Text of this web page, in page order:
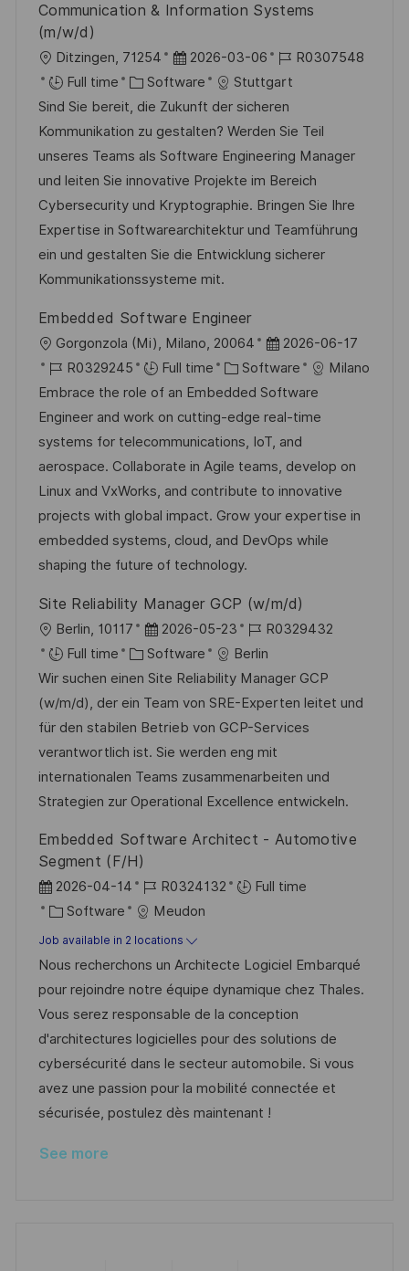
Communication & Information Systems
(m/w/d)
L
o
c
a
t
i
o
n
Ditzingen, 71254
P
o
s
t
e
d
D
a
t
e
2026-03-06
J
o
b
I
d
R0307548
Full time
C
a
t
e
g
o
r
y
Software
Stuttgart
Sind Sie bereit, die Zukunft der sicheren
Kommunikation zu gestalten? Werden Sie Teil
unseres Teams als Software Engineering Manager
und leiten Sie innovative Projekte im Bereich
Cybersecurity und Kryptographie. Bringen Sie Ihre
Expertise in Softwarearchitektur und Teamführung
ein und gestalten Sie die Entwicklung sicherer
Kommunikationssysteme mit.
Embedded Software Engineer
L
o
c
a
t
i
o
n
Gorgonzola (Mi), Milano, 20064
P
o
s
t
e
d
D
a
t
2026-06-17
J
o
b
I
d
R0329245 Full time
C
a
t
e
g
o
r
y
Software
Milano
Embrace the role of an Embedded Software
Engineer and work on cutting-edge real-time
systems for telecommunications, IoT, and
aerospace. Collaborate in Agile teams, develop on
Linux and VxWorks, and contribute to innovative
projects with global impact. Grow your expertise in
embedded systems, cloud, and DevOps while
shaping the future of technology.
Site Reliability Manager GCP (w/m/d)
L
o
c
a
t
i
o
n
Berlin, 10117
P
o
s
t
e
d
D
a
e
2026-05-23
J
o
b
I
d
R0329432
Full time
C
a
t
e
g
o
r
Software
Berlin
Wir suchen einen Site Reliability Manager GCP
(w/m/d), der ein Team von SRE-Experten leitet und
für den stabilen Betrieb von GCP-Services
verantwortlich ist. Sie werden eng mit
internationalen Teams zusammenarbeiten und
Strategien zur Operational Excellence entwickeln.
Embedded Software Architect - Automotive
Segment (F/H)
P
o
s
t
e
d
D
a
t
e
2026-04-14
J
o
b
I
d
R0324132
Full time
C
a
t
e
g
o
r
y
Software Meudon
Job available in 2 locations
Nous recherchons un Architecte Logiciel Embarqué
pour rejoindre notre équipe dynamique chez Thales.
Vous serez responsable de la conception
d'architectures logicielles pour des solutions de
cybersécurité dans le secteur automobile. Si vous
avez une passion pour la mobilité connectée et
sécurisée, postulez dès maintenant !
See more